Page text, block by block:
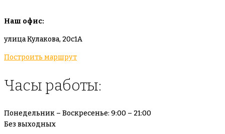
Наш офис:
улица Кулакова, 20с1А
Построить маршрут
Часы работы:
Понедельник – Воскресенье: 9:00 – 21:00
Без выходных